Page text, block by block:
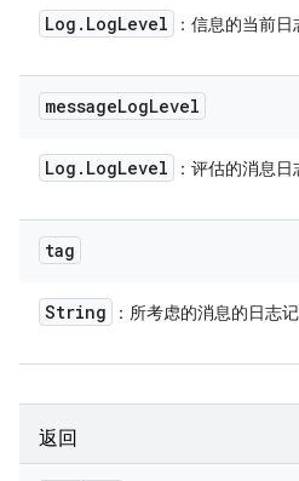
Log . LogLevel ：信息的当前日
messageLogLevel
Log . LogLevel ：评估的消息日
tag
String ：所考虑的消息的日志记
返回